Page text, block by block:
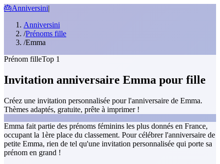
🎂Anniversini|
Anniversini
/Prénoms fille
/Emma
Prénom filleTop 1
Invitation anniversaire Emma pour fille
Créez une invitation personnalisée pour l'anniversaire de Emma.
Thèmes adaptés, gratuite, prête à imprimer !
Emma fait partie des prénoms féminins les plus donnés en France,
occupant la 1ère place du classement. Pour célébrer l'anniversaire de
petite Emma, rien de tel qu'une invitation personnalisée qui porte sa
prénom en grand !